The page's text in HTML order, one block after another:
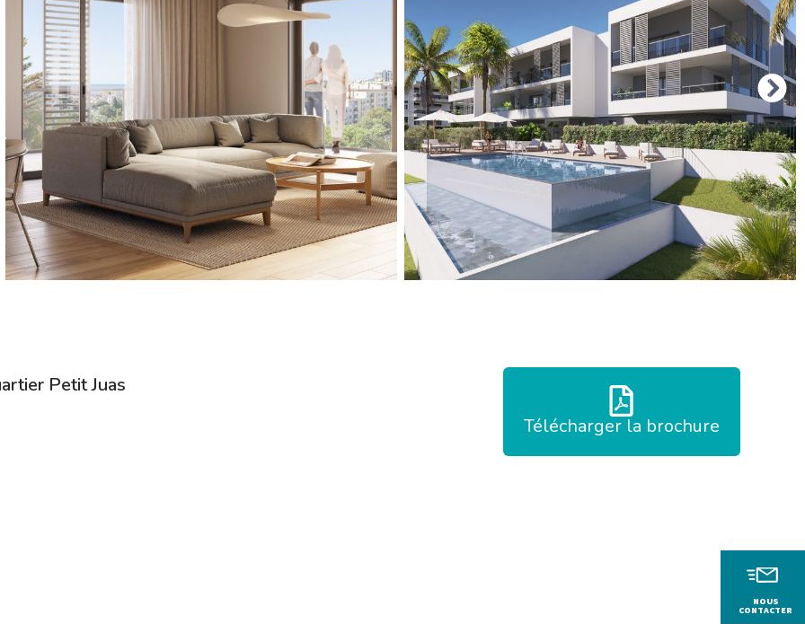
NOUS
CONTACTER
Petit Juas
Télécharger la brochure